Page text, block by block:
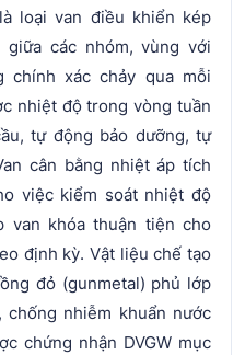
loại van điều khiển kép
các nhóm, vùng với
chính xác chảy qua mỗi
nhiệt độ trong vòng tuần
tự động bảo dưỡng, tự
cân bằng nhiệt áp tích
việc kiểm soát nhiệt độ
van khóa thuận tiện cho
định kỳ. Vật liệu chế tạo
đỏ (gunmetal) phủ lớp
chống nhiễm khuẩn nước
chứng nhận DVGW mục